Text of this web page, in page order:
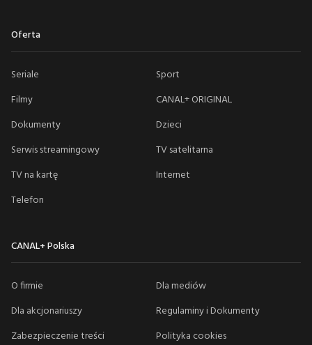
Oferta
Seriale
Sport
Filmy
CANAL+ ORIGINAL
Dokumenty
Dzieci
Serwis streamingowy
TV satelitarna
TV na kartę
Internet
Telefon
CANAL+ Polska
O firmie
Dla mediów
Dla akcjonariuszy
Regulaminy i Dokumenty
Zabezpieczenie treści
Polityka cookies